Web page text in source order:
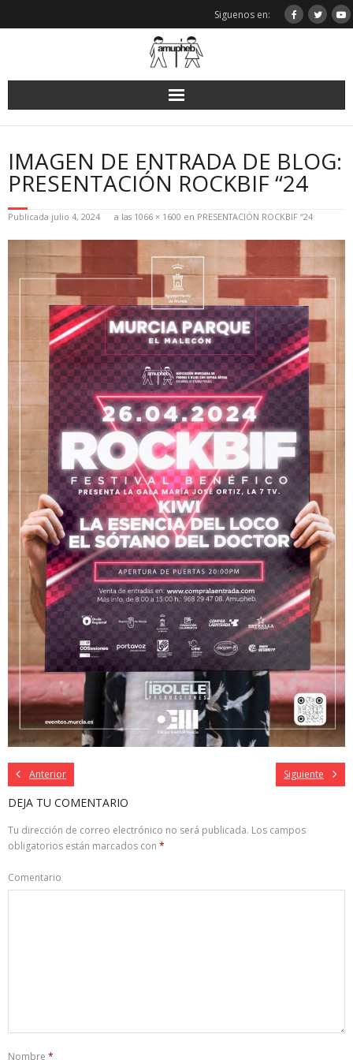
Siguenos en:
IMAGEN DE ENTRADA DE BLOG:
PRESENTACIÓN ROCKBIF “24
Publicada julio 4, 2024 a las 1066 × 1600 en PRESENTACIÓN ROCKBIF “24
Anterior Siguiente
DEJA TU COMENTARIO
Tu dirección de correo electrónico no será publicada. Los campos
obligatorios están marcados con *
Comentario
Nombre *